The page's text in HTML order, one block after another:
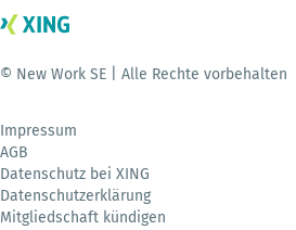
© New Work SE | Alle Rechte vorbehalten
Impressum
AGB
Datenschutz bei XING
Datenschutzerklärung
Mitgliedschaft kündigen